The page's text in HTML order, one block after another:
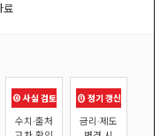
료
④ 사실 검토
수치·출처
⑤ 정기 갱신
금리·제도